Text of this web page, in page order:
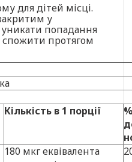
для дітей місці.
у
попадання
спожити протягом
Кількість в 1 порції
180 мкг еквівалента